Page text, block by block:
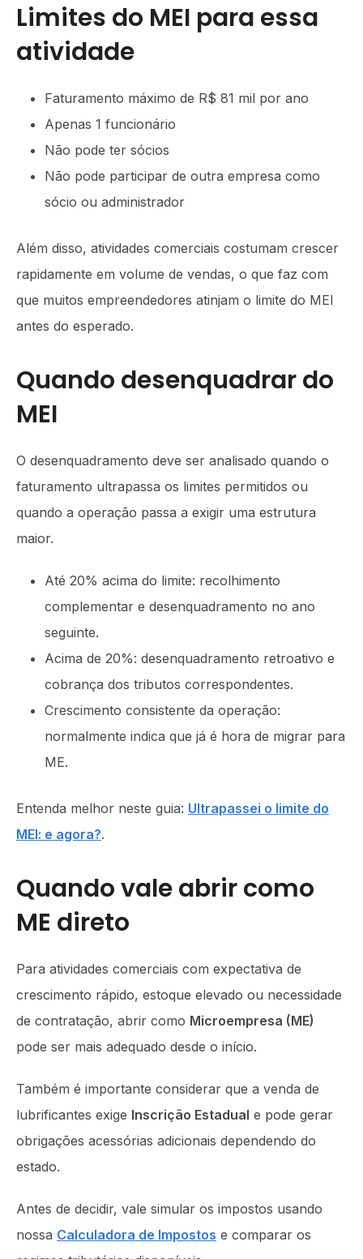
Limites do MEI para essa
atividade
Faturamento máximo de R$ 81 mil por ano
Apenas 1 funcionário
Não pode ter sócios
Não pode participar de outra empresa como
sócio ou administrador
Além disso, atividades comerciais costumam crescer
rapidamente em volume de vendas, o que faz com
que muitos empreendedores atinjam o limite do MEI
antes do esperado.
Quando desenquadrar do
MEI
O desenquadramento deve ser analisado quando o
faturamento ultrapassa os limites permitidos ou
quando a operação passa a exigir uma estrutura
maior.
Até 20% acima do limite: recolhimento
complementar e desenquadramento no ano
seguinte.
Acima de 20%: desenquadramento retroativo e
cobrança dos tributos correspondentes.
Crescimento consistente da operação:
normalmente indica que já é hora de migrar para
ME.
Entenda melhor neste guia: Ultrapassei o limite do
MEI: e agora?.
Quando vale abrir como
ME direto
Para atividades comerciais com expectativa de
crescimento rápido, estoque elevado ou necessidade
de contratação, abrir como Microempresa (ME)
pode ser mais adequado desde o início.
Também é importante considerar que a venda de
lubrificantes exige Inscrição Estadual e pode gerar
obrigações acessórias adicionais dependendo do
estado.
Antes de decidir, vale simular os impostos usando
nossa Calculadora de Impostos e comparar os